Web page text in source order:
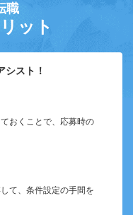
職
ット
シスト！
おくことで、応募時の
て、条件設定の手間を